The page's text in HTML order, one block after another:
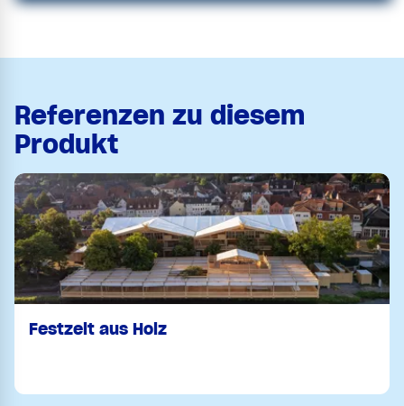
Referenzen zu diesem
Produkt
Festzelt aus Holz